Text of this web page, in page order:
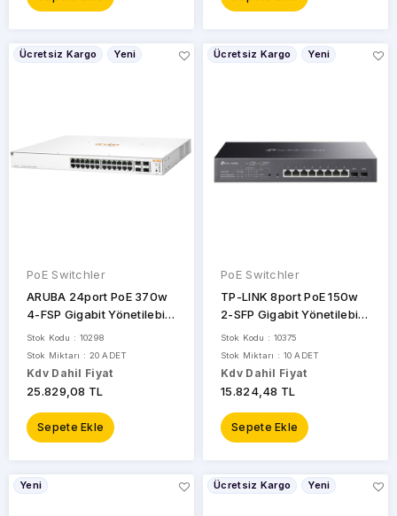
Ücretsiz Kargo Yeni
PoE Switchler
ARUBA 24port PoE 370w
4-FSP Gigabit Yönetilebilir
Switch 1930-24G JL684B
Stok Kodu : 10298
Stok Miktarı : 20 ADET
Kdv Dahil Fiyat
25.829,08 TL
Sepete Ekle
Ücretsiz Kargo Yeni
PoE Switchler
TP-LINK 8port PoE 150w
2-SFP Gigabit Yönetilebilir
Switch TL-SG2210MP
Stok Kodu : 10375
Stok Miktarı : 10 ADET
Kdv Dahil Fiyat
15.824,48 TL
Sepete Ekle
Yeni Ücretsiz Kargo Yeni